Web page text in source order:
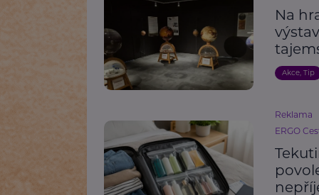
Na
Akce, Tip
Reklama
ERGO